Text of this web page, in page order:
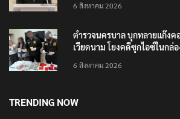
6 สิงหาคม 2026
ตำรวจนครบาล บุกทลายแก๊งค
เวียดนาม โยงคดีซุกไอซ์ในก
6 สิงหาคม 2026
TRENDING NOW